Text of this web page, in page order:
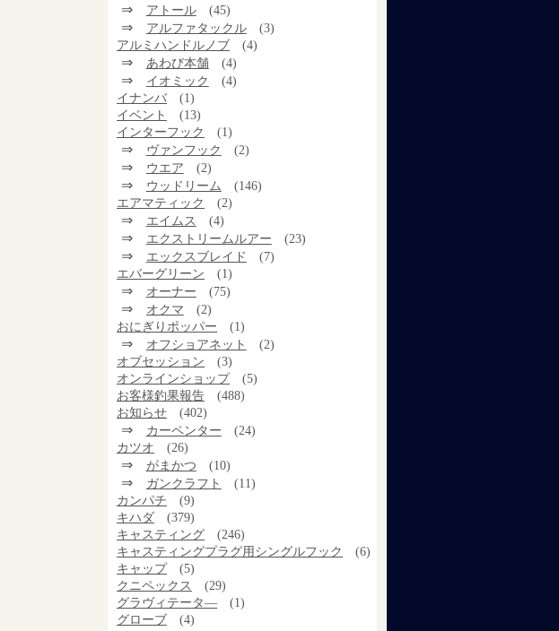
⇒ アトール (45)
⇒ アルファタックル
(3)
アルミハンドルノブ
(4)
⇒ あわび本舗 (4)
⇒ イオミック
(4)
イナンバ
(1)
イベント
(13)
インターフック
(1)
⇒ ヴァンフック (2)
⇒ ウエア (2)
⇒ ウッドリーム
(146)
エアマティック
(2)
⇒ エイムス (4)
⇒ エクストリームルアー (23)
⇒ エックスブレイド
(7)
エバーグリーン
(1)
⇒ オーナー (75)
⇒ オクマ
(2)
おにぎりポッパー
(1)
⇒ オフショアネット
(2)
オブセッション
(3)
オンラインショップ
(5)
お客様釣果報告
(488)
お知らせ
(402)
⇒ カーペンター
(24)
カツオ
(26)
⇒ がまかつ (10)
⇒ ガンクラフト
(11)
カンパチ
(9)
キハダ
(379)
キャスティング
(246)
キャスティングプラグ用シングルフック
(6)
キャップ
(5)
クニペックス
(29)
グラヴィテータ―
(1)
グローブ
(4)